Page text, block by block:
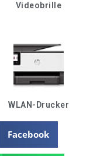
Videobrille
WLAN-Drucker
Facebook